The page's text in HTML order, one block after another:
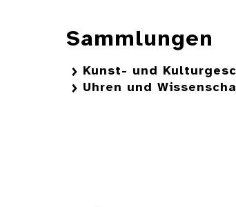
Sammlungen
Kunst- und
Uhren und